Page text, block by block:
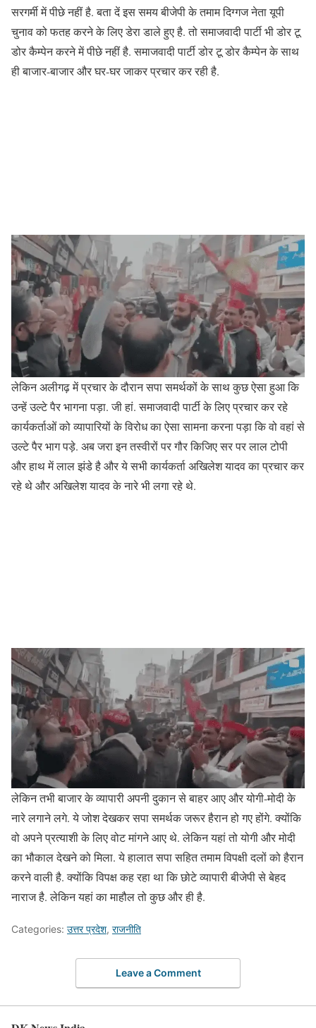
सरगर्मी में पीछे नहीं है. बता दें इस समय बीजेपी के तमाम दिग्गज नेता यूपी
चुनाव को फतह करने के लिए डेरा डाले हुए है. तो समाजवादी पार्टी भी डोर टू
डोर कैम्पेन करने में पीछे नहीं है. समाजवादी पार्टी डोर टू डोर कैम्पेन के साथ
ही बाजार-बाजार और घर-घर जाकर प्रचार कर रही है.
लेकिन अलीगढ़ में प्रचार के दौरान सपा समर्थकों के साथ कुछ ऐसा हुआ कि
उन्हें उल्टे पैर भागना पड़ा. जी हां. समाजवादी पार्टी के लिए प्रचार कर रहे
कार्यकर्ताओं को व्यापारियों के विरोध का ऐसा सामना करना पड़ा कि वो वहां से
उल्टे पैर भाग पड़े. अब जरा इन तस्वीरों पर गौर किजिए सर पर लाल टोपी
और हाथ में लाल झंडे है और ये सभी कार्यकर्ता अखिलेश यादव का प्रचार कर
रहे थे और अखिलेश यादव के नारे भी लगा रहे थे.
लेकिन तभी बाजार के व्यापारी अपनी दुकान से बाहर आए और योगी-मोदी के
नारे लगाने लगे. ये जोश देखकर सपा समर्थक जरूर हैरान हो गए होंगे. क्योंकि
वो अपने प्रत्याशी के लिए वोट मांगने आए थे. लेकिन यहां तो योगी और मोदी
का भौकाल देखने को मिला. ये हालात सपा सहित तमाम विपक्षी दलों को हैरान
करने वाली है. क्योंकि विपक्ष कह रहा था कि छोटे व्यापारी बीजेपी से बेहद
नाराज है. लेकिन यहां का माहौल तो कुछ और ही है.
Categories: उत्तर प्रदेश, राजनीति
Leave a Comment